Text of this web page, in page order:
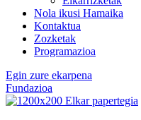
Nola ikusi Hamaika
Kontaktua
Zozketak
Programazioa
Egin zure ekarpena
Fundazioa